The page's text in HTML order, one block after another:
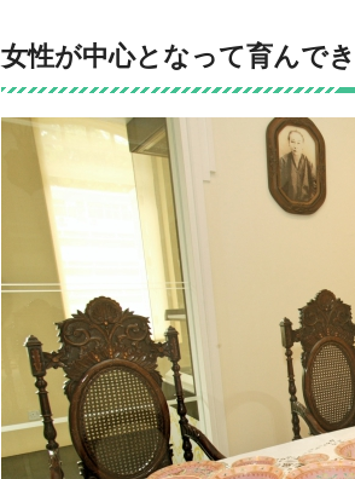
女性が中心となって育んで